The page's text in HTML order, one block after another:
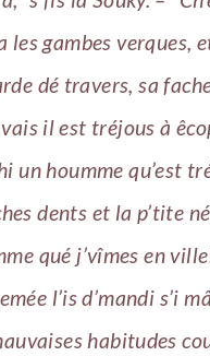
les gambes verques,
dé travers, sa
il est tréjous à
un houmme qu’est
dents et la p’tite
qué j’vîmes en
l’is d’mandi s’i
habitudes